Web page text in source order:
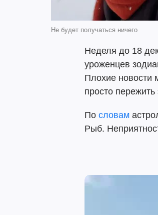
Не будет получаться ничего
Неделя до 18
уроженцев
Плохие новости
просто
По словам
Рыб.